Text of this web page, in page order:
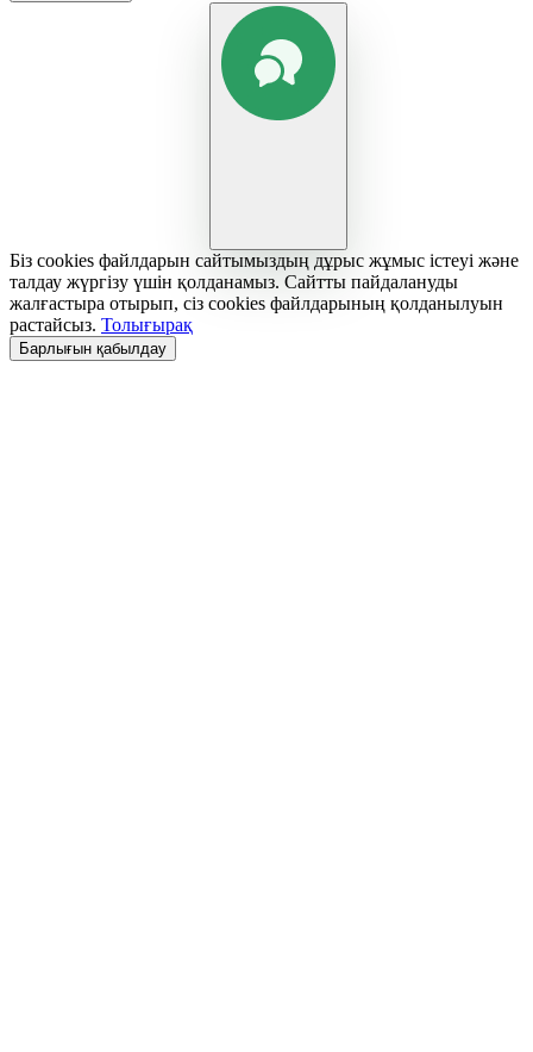
Біз cookies файлдарын сайтымыздың дұрыс жұмыс істеуі және
талдау жүргізу үшін қолданамыз. Сайтты пайдалануды
жалғастыра отырып, сіз cookies файлдарының қолданылуын
растайсыз. Толығырақ
Барлығын қабылдау